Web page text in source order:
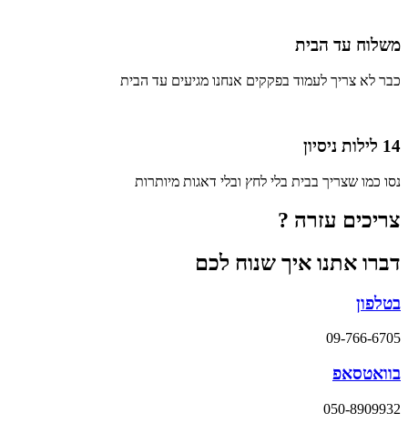
משלוח עד הבית
כבר לא צריך לעמוד בפקקים אנחנו מגיעים עד הבית
14 לילות ניסיון
נסו כמו שצריך בבית בלי לחץ ובלי דאגות מיותרות
צריכים עזרה ?
דברו אתנו איך שנוח לכם
בטלפון
09-766-6705
בוואטסאפ
050-8909932